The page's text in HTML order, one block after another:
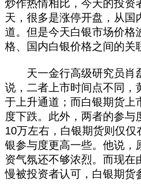
炒作热情相比，今天的投资
天，很多是涨停开盘，从
道。但是今天白银市场价格
格、国内白银价格之间的关
天一金行高级研究员肖
说，二者上市时间点不同，
于上升通道；而白银期货上
度下跌。此外，两者的参
10万左右，白银期货则仅
银参与度更高一些。他说，
资气氛还不够浓烈。而现
慢被投资者认可，白银期货